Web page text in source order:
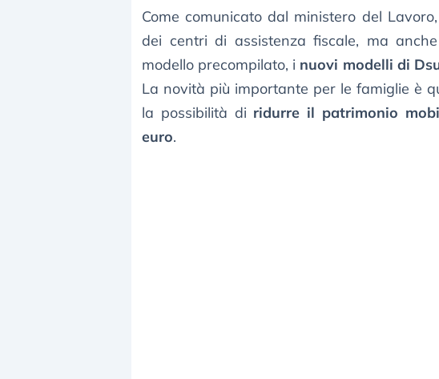
Come comunicato dal ministero del
dei centri di assistenza fiscale, ma
modello precompilato, i nuovi modelli di
La novità più importante per le famiglie è
la possibilità di ridurre il patrimonio
euro.